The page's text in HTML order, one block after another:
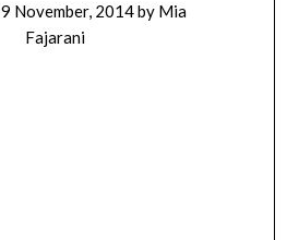
9 November, 2014by Mia
Fajarani